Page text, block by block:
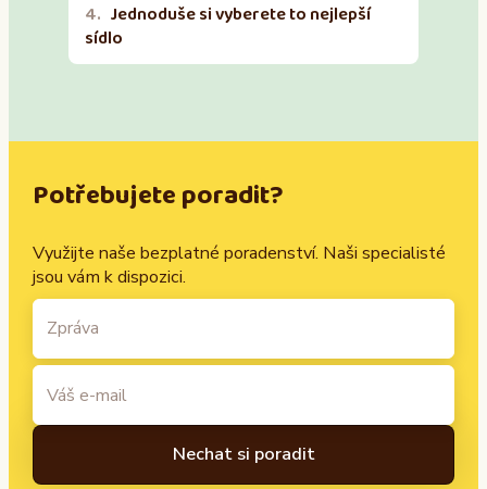
Jednoduše si vyberete to nejlepší
sídlo
Potřebujete poradit?
Využijte naše bezplatné poradenství. Naši specialisté
jsou vám k dispozici.